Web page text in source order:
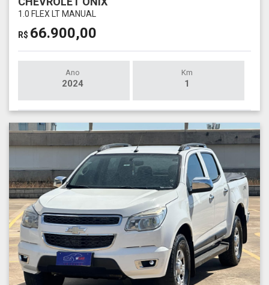
1.0 FLEX LT MANUAL
R$ 66.900,00
Ano
2024
Km
1